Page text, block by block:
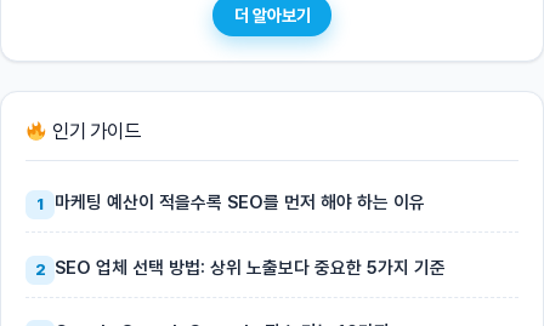
더 알아보기
인기 가이드
1 마케팅 예산이 적을수록 SEO를 먼저 해야 하는 이유
2 SEO 업체 선택 방법: 상위 노출보다 중요한 5가지 기준